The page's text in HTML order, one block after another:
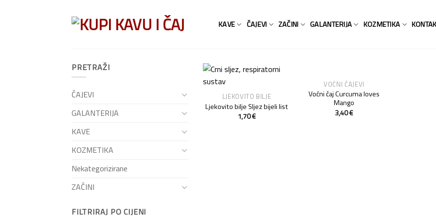
KAVE ČAJEVI ZAČINI GALANTERIJA KOZMETIKA
PRETRAŽI
ČAJEVI
GALANTERIJA
KAVE
KOZMETIKA
Nekategorizirane
ZAČINI
FILTRIRAJ PO CIJENI
Wishlist
LJEKOVITO BILJE
Ljekovito bilje Sljez bijeli list
1,70€
Add to
Wishlist
VOĆNI ČAJEVI
Voćni čaj Curcuma loves
Mango
3,40€